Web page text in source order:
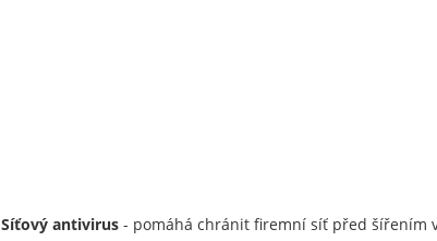
Síťový antivirus - pomáhá chránit firemní síť před šířením